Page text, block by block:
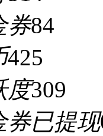
券84
425
度309
券已提现